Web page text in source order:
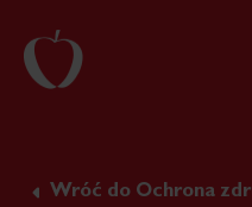
Wróć do Ochrona